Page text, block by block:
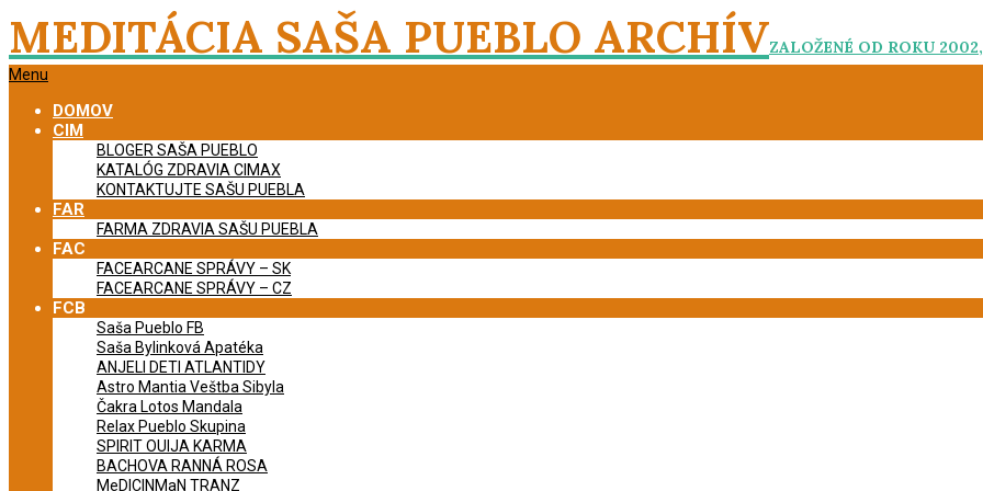
Skip
to
content
MEDITÁCIA SAŠA PUEBLO ARCHÍVZALOŽENÉ OD ROKU
Primary
Menu
Menu
DOMOV
CIM
BLOGER SAŠA PUEBLO
KATALÓG ZDRAVIA CIMAX
KONTAKTUJTE SAŠU PUEBLA
FAR
FARMA ZDRAVIA SAŠU PUEBLA
FAC
FACEARCANE SPRÁVY – SK
FACEARCANE SPRÁVY – CZ
FCB
Saša Pueblo FB
Saša Bylinková Apatéka
ANJELI DETI ATLANTIDY
Astro Mantia Veštba Sibyla
Čakra Lotos Mandala
Relax Pueblo Skupina
SPIRIT OUIJA KARMA
BACHOVA RANNÁ ROSA
MeDICINMaN TRANZ